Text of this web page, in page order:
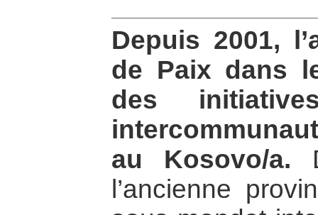
Depuis 2001,
de Paix dans
des
au Kosovo/a.
l’ancienne